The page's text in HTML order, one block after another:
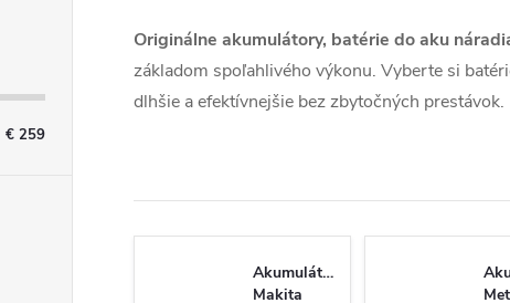
€ 259
Originálne akumulátory, batérie do aku
základom spoľahlivého výkonu. Vyberte si
dlhšie a efektívnejšie bez zbytočných prestávok.
Akumulátory
Makita